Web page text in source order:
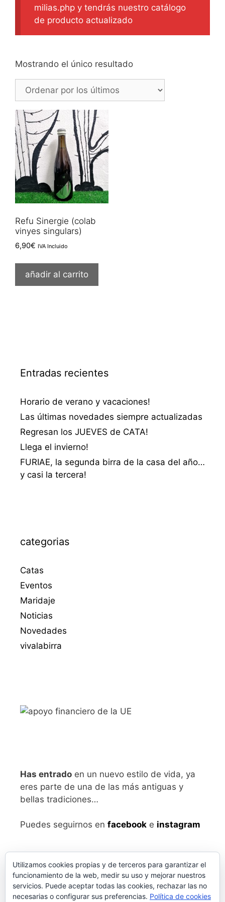
milias.php y tendrás nuestro catálogo
de producto actualizado
Mostrando el único resultado
Refu Sinergie (colab
vinyes singulars)
6,90€ IVA Incluido
añadir al carrito
Entradas recientes
Horario de verano y vacaciones!
Las últimas novedades siempre actualizadas
Regresan los JUEVES de CATA!
Llega el invierno!
FURIAE, la segunda birra de la casa del año…
y casi la tercera!
categorias
Catas
Eventos
Maridaje
Noticias
Novedades
vivalabirra
Has entrado en un nuevo estilo de vida, ya
eres parte de una de las más antiguas y
bellas tradiciones…
Puedes seguirnos en facebook e instagram
Utilizamos cookies propias y de terceros para garantizar el
funcionamiento de la web, medir su uso y mejorar nuestros
servicios. Puede aceptar todas las cookies, rechazar las no
necesarias o configurar sus preferencias. Política de cookies